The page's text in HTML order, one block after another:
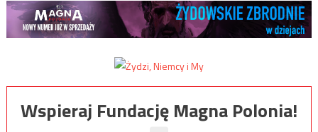
Wspieraj Fundację Magna Polonia!